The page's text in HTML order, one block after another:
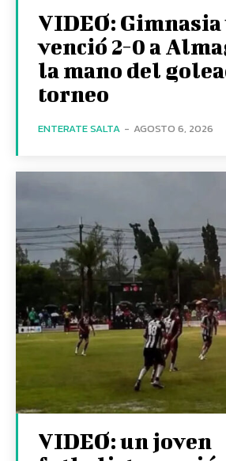
VIDEO:
venció 2-0 a
la mano del
torneo
ENTERATE SALTA - AGOSTO 6, 2026
VIDEO: un joven